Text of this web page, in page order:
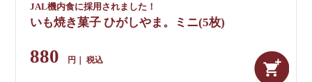
JAL機内食に採用されました！
いも焼き菓子 ひがしやま。ミニ(5枚)
880 税込